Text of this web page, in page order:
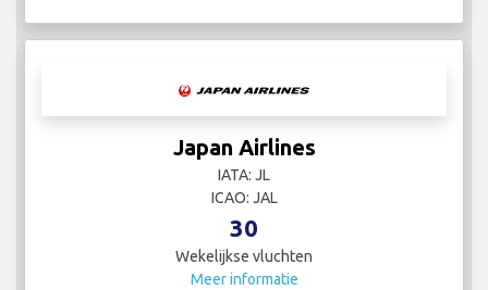
Japan Airlines
IATA: JL
ICAO: JAL
30
Wekelijkse vluchten
Meer informatie